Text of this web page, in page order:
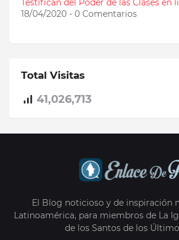
Testifican del Poder de las Clases en
18/04/2020 - 0 Comentarios
Total Visitas
41,026,713
El Blog noticioso y de inspiración
Latinoamérica, para miembros de La
de los Santos de los